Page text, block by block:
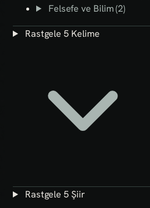
Felsefe ve Bilim (2)
Rastgele 5 Kelime
Rastgele 5 Şiir